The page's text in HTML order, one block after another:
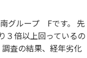
グループ Fです。 先
３倍以上回っているの
査の結果、経年劣化